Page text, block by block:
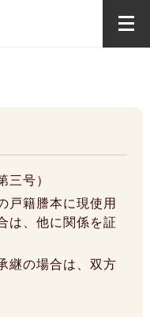
三号）
戸籍謄本に現使用
は、他に関係を証
継の場合は、双方